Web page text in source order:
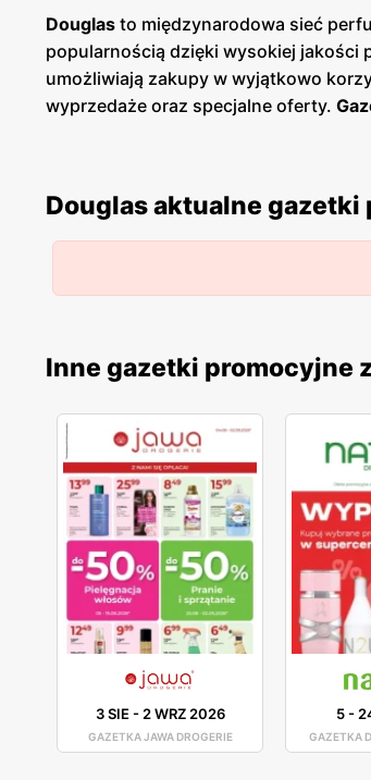
Douglas to międzynarodowa sieć
popularnością dzięki wysokiej jakości
umożliwiają zakupy w wyjątkowo
wyprzedaże oraz specjalne oferty.
i planować zakupy.
Douglasdostarcza produkty, które
całej Polski, co ułatwia dostęp do
odpowiednich produktów, oferując
Douglas aktualne gazetki
Inne gazetki promocyjne
3 SIE - 2 WRZ 2026
GAZETKA JAWA DROGERIE
5-
GAZETKA